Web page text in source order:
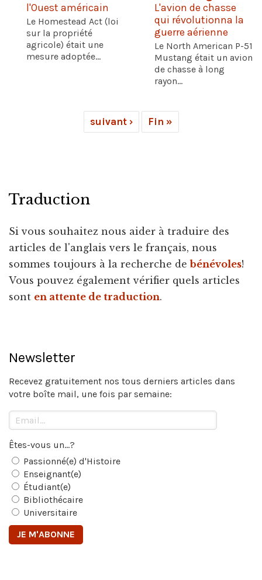
l'Ouest américain
Le Homestead Act (loi
sur la propriété
agricole) était une
mesure adoptée...
L'avion de chasse
qui révolutionna la
guerre aérienne
Le North American P-51
Mustang était un avion
de chasse à long
rayon...
suivant › Fin »
Traduction
Si vous souhaitez nous aider à traduire des
articles de l'anglais vers le français, nous
sommes toujours à la recherche debénévoles!
Vous pouvez également vérifier quels articles
sont en attente de traduction.
Newsletter
Recevez gratuitement nos tous derniers articles dans
votre boîte mail, une fois par semaine:
Êtes-vous un...?
Passionné(e) d'Histoire
Enseignant(e)
Étudiant(e)
Bibliothécaire
Universitaire